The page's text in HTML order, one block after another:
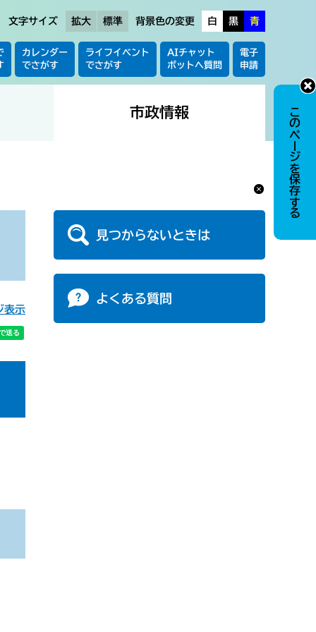
文字サイズ 拡大 標準 背景色の変更 白 黒 青
カレンダー
でさがす
ライフイベント
でさがす
AIチャット
ボットへ質問
電子
申請
市政情報
表示
見つからないときは
よくある質問
このページを保存する